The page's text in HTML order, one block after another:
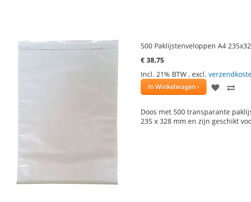
500 Paklijstenveloppen A4
€ 38,75
Incl. 21% BTW , excl.
In Winkelwagen
VOEG
AANTE
Doos met 500 transparante
235 x 328 mm en zijn geschikt